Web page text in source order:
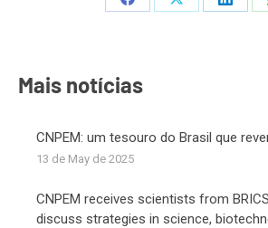
Share
Share
Share
Mais notícias
CNPEM: um tesouro do Brasil que
13 de May de 2025
CNPEM receives scientists from
discuss strategies in science,